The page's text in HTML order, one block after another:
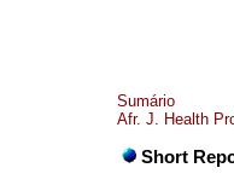
Sumário
Afr. J. Health
Short